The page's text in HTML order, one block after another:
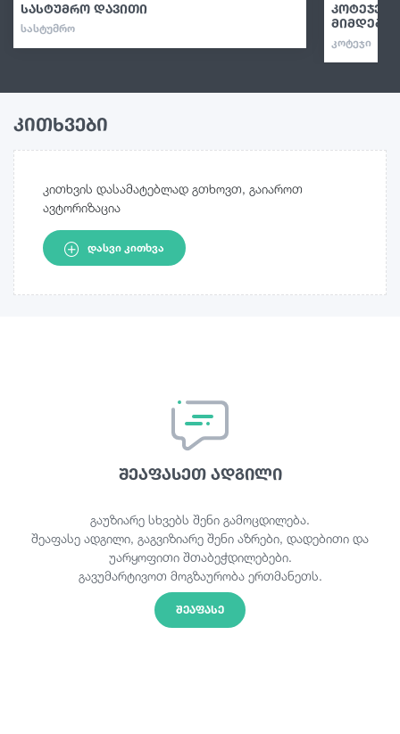
სასტუმრო დავითი
ᲡᲐᲡᲢᲣᲛᲠᲝ
ᲙᲝᲢᲔᲯᲘ
კითხვები
კითხვის დასამატებლად გთხოვთ, გაიაროთ
ავტორიზაცია
ᲓᲐᲡᲕᲘ ᲙᲘᲗᲮᲕᲐ
შეაფასეთ ადგილი
გაუზიარე სხვებს შენი გამოცდილება.
შეაფასე ადგილი, გაგვიზიარე შენი აზრები, დადებითი და
უარყოფითი შთაბეჭდილებები.
გავუმარტივოთ მოგზაურობა ერთმანეთს.
ᲨᲔᲐᲤᲐᲡᲔ